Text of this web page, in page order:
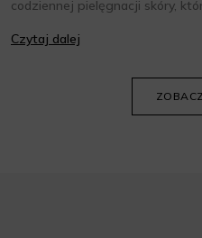
codziennej pielęgnacji skóry,
oraz wiedzieć, jak dopasować je
Czytaj dalej